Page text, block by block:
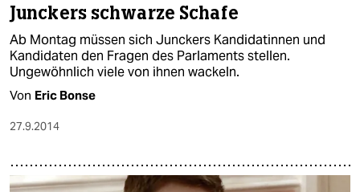
Junckers schwarze Schafe
Ab Montag müssen sich Junckers Kandidatinnen und
Kandidaten den Fragen des Parlaments stellen.
Ungewöhnlich viele von ihnen wackeln.
Von Eric Bonse
27.9.2014